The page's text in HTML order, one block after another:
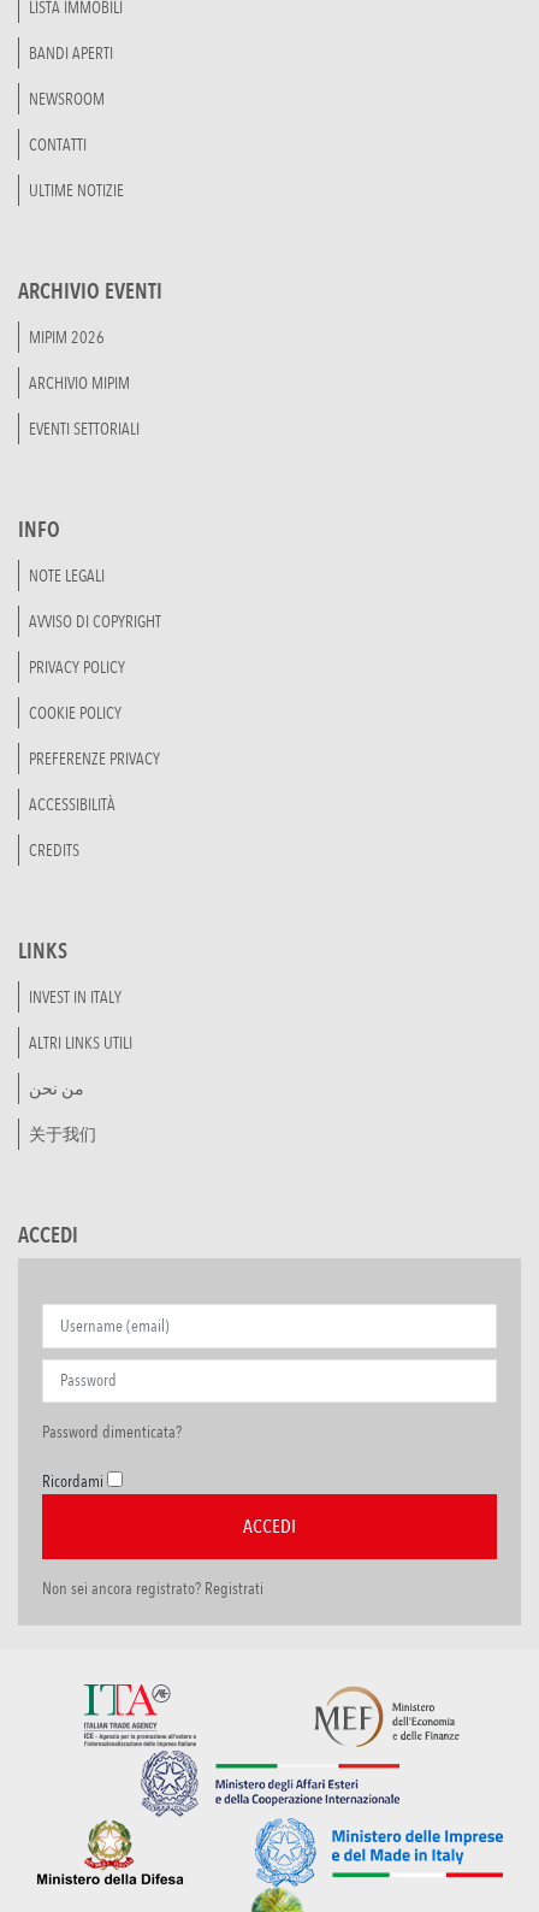
LISTA IMMOBILI
BANDI APERTI
NEWSROOM
CONTATTI
ULTIME NOTIZIE
ARCHIVIO EVENTI
MIPIM 2026
ARCHIVIO MIPIM
EVENTI SETTORIALI
INFO
NOTE LEGALI
AVVISO DI COPYRIGHT
PRIVACY POLICY
COOKIE POLICY
PREFERENZE PRIVACY
ACCESSIBILITÀ
CREDITS
LINKS
INVEST IN ITALY
ALTRI LINKS UTILI
من نحن
关于我们
ACCEDI
Password dimenticata?
Ricordami
Non sei ancora registrato? Registrati